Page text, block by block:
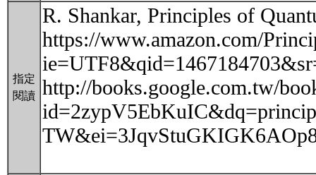
指定
閱讀
R. Shankar, Principles of
https://www.amazon.com/
http://books.google.com.tw/